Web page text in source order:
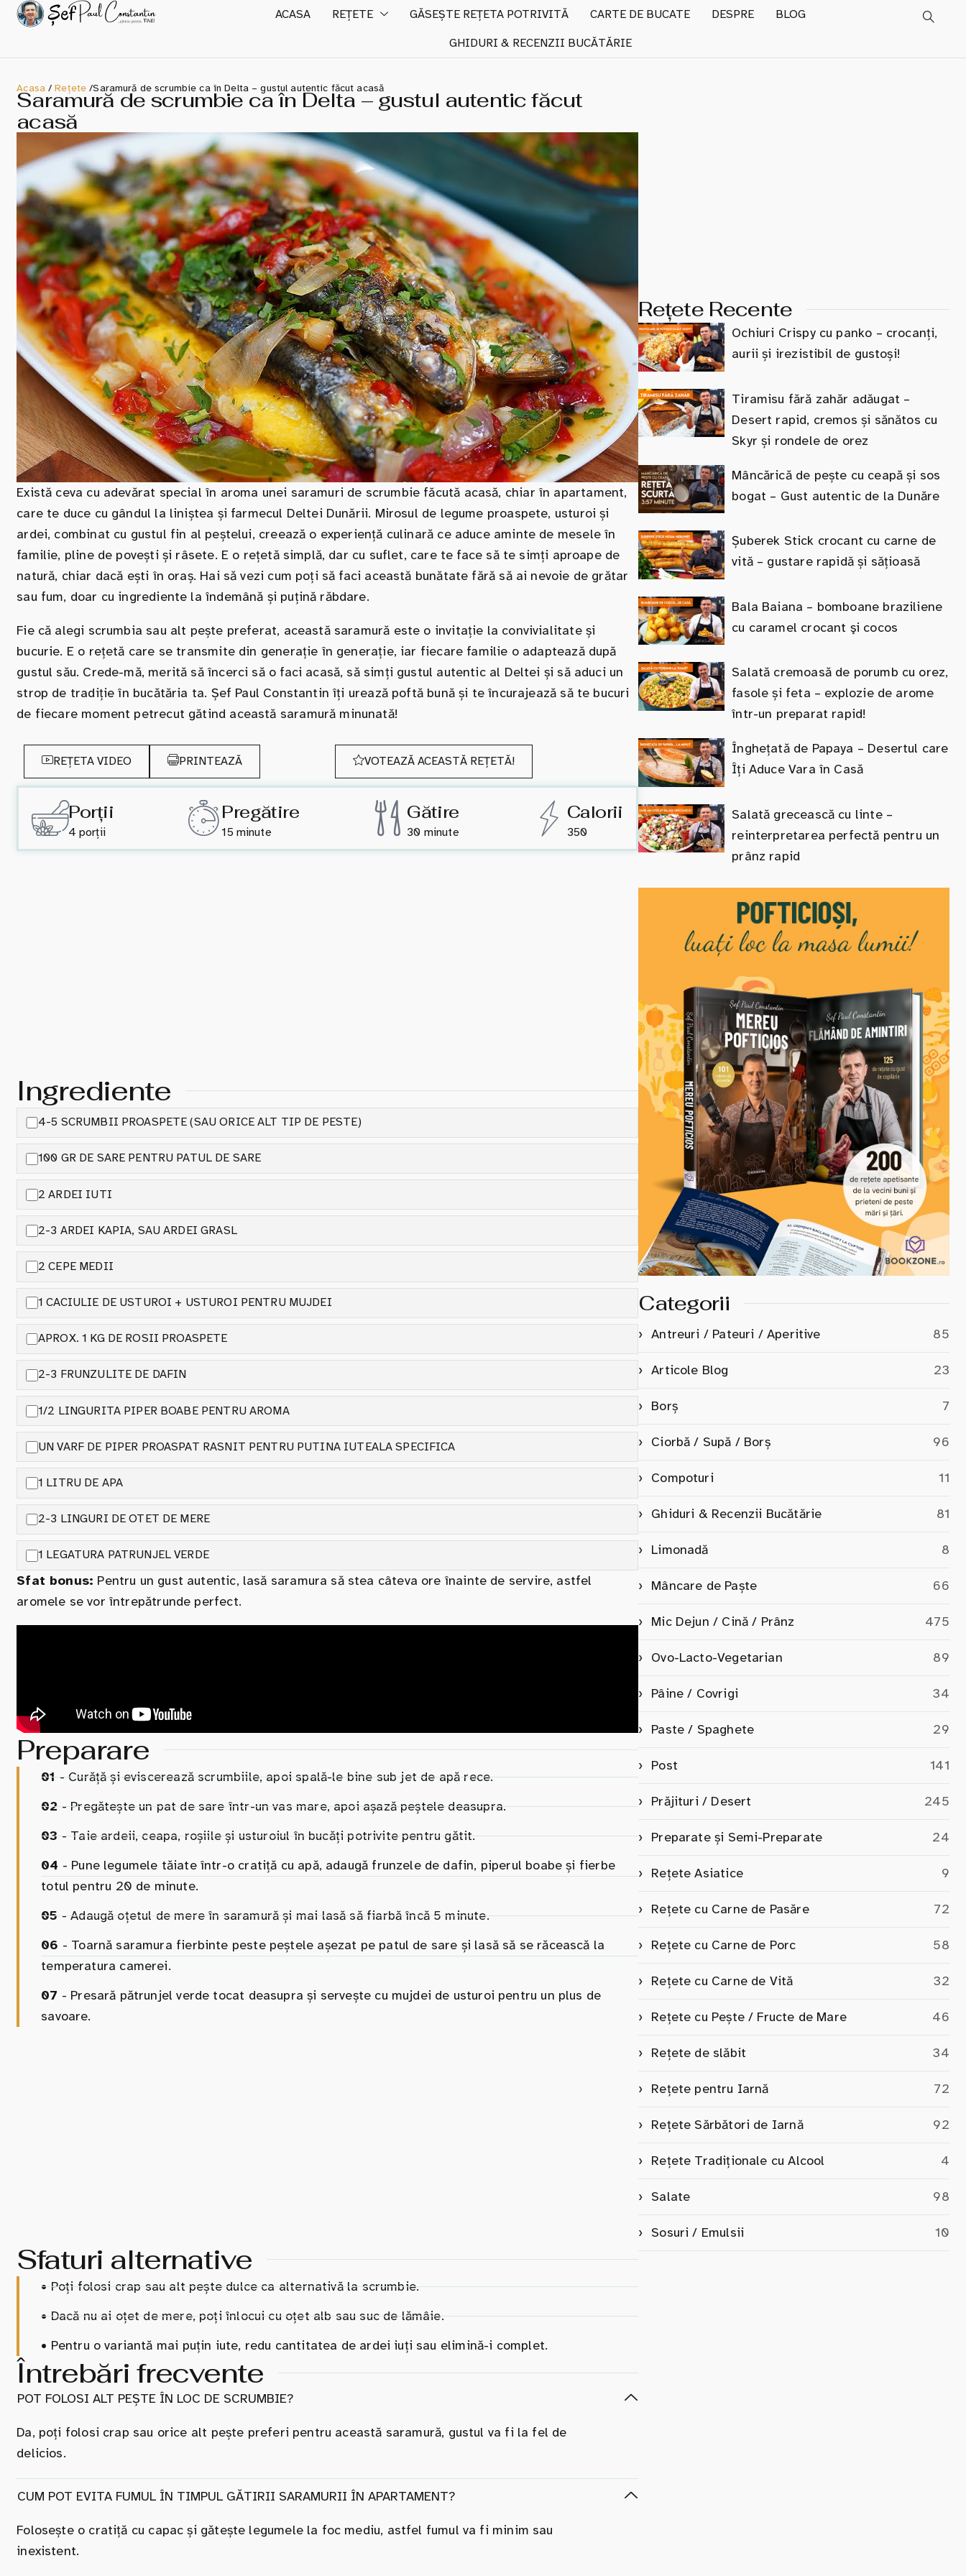
ACASA REȚETE GĂSEȘTE REȚETA POTRIVITĂ CARTE DE BUCATE DESPRE
BLOG
GHIDURI & RECENZII BUCĂTĂRIE
Acasa/Rețete /Saramură de scrumbie ca în Delta – gustul autentic făcut acasă
Saramură de scrumbie ca în Delta – gustul autentic făcut
acasă
Există ceva cu adevărat special în aroma unei saramuri de scrumbie făcută acasă, chiar în apartament,
care te duce cu gândul la liniștea și farmecul Deltei Dunării. Mirosul de legume proaspete, usturoi și
ardei, combinat cu gustul fin al peștelui, creează o experiență culinară ce aduce aminte de mesele în
familie, pline de povești și râsete. E o rețetă simplă, dar cu suflet, care te face să te simți aproape de
natură, chiar dacă ești în oraș. Hai să vezi cum poți să faci această bunătate fără să ai nevoie de grătar
sau fum, doar cu ingrediente la îndemână și puțină răbdare.
Fie că alegi scrumbia sau alt pește preferat, această saramură este o invitație la convivialitate și
bucurie. E o rețetă care se transmite din generație în generație, iar fiecare familie o adaptează după
gustul său. Crede-mă, merită să încerci să o faci acasă, să simți gustul autentic al Deltei și să aduci un
strop de tradiție în bucătăria ta. Șef Paul Constantin îți urează poftă bună și te încurajează să te bucuri
de fiecare moment petrecut gătind această saramură minunată!
REȚETA VIDEO PRINTEAZĂ VOTEAZĂ ACEASTĂ REȚETĂ!
Porții
4 porții
Pregătire
15 minute
Gătire
30 minute
Calorii
350
Ingrediente
4-5 SCRUMBII PROASPETE (SAU ORICE ALT TIP DE PESTE)
100 GR DE SARE PENTRU PATUL DE SARE
2 ARDEI IUTI
2-3 ARDEI KAPIA, SAU ARDEI GRASL
2 CEPE MEDII
1 CACIULIE DE USTUROI + USTUROI PENTRU MUJDEI
APROX. 1 KG DE ROSII PROASPETE
2-3 FRUNZULITE DE DAFIN
1/2 LINGURITA PIPER BOABE PENTRU AROMA
UN VARF DE PIPER PROASPAT RASNIT PENTRU PUTINA IUTEALA SPECIFICA
1 LITRU DE APA
2-3 LINGURI DE OTET DE MERE
1 LEGATURA PATRUNJEL VERDE
Sfat bonus: Pentru un gust autentic, lasă saramura să stea câteva ore înainte de servire, astfel
aromele se vor întrepătrunde perfect.
Preparare
01- Curăță și eviscerează scrumbiile, apoi spală-le bine sub jet de apă rece.
02- Pregătește un pat de sare într-un vas mare, apoi așază peștele deasupra.
03- Taie ardeii, ceapa, roșiile și usturoiul în bucăți potrivite pentru gătit.
04 - Pune legumele tăiate într-o cratiță cu apă, adaugă frunzele de dafin, piperul boabe și fierbe
totul pentru 20 de minute.
05- Adaugă oțetul de mere în saramură și mai lasă să fiarbă încă 5 minute.
06 - Toarnă saramura fierbinte peste peștele așezat pe patul de sare și lasă să se răcească la
temperatura camerei.
07 - Presară pătrunjel verde tocat deasupra și servește cu mujdei de usturoi pentru un plus de
savoare.
Sfaturi alternative
•Poți folosi crap sau alt pește dulce ca alternativă la scrumbie.
•Dacă nu ai oțet de mere, poți înlocui cu oțet alb sau suc de lămâie.
• Pentru o variantă mai puțin iute, redu cantitatea de ardei iuți sau elimină-i complet.
Întrebări frecvente
POT FOLOSI ALT PEȘTE ÎN LOC DE SCRUMBIE?
Da, poți folosi crap sau orice alt pește preferi pentru această saramură, gustul va fi la fel de
delicios.
CUM POT EVITA FUMUL ÎN TIMPUL GĂTIRII SARAMURII ÎN APARTAMENT?
Folosește o cratiță cu capac și gătește legumele la foc mediu, astfel fumul va fi minim sau
inexistent.
Rețete Recente
Ochiuri Crispy cu panko – crocanți,
aurii și irezistibil de gustoși!
Tiramisu fără zahăr adăugat –
Desert rapid, cremos și sănătos cu
Skyr și rondele de orez
Mâncărică de pește cu ceapă și sos
bogat – Gust autentic de la Dunăre
Șuberek Stick crocant cu carne de
vită – gustare rapidă și sățioasă
Bala Baiana – bomboane braziliene
cu caramel crocant şi cocos
Salată cremoasă de porumb cu orez,
fasole și feta – explozie de arome
într-un preparat rapid!
Înghețată de Papaya – Desertul care
Îți Aduce Vara în Casă
Salată grecească cu linte –
reinterpretarea perfectă pentru un
prânz rapid
Categorii
Antreuri / Pateuri / Aperitive 85
Articole Blog 23
Borș 7
Ciorbă / Supă / Borș 96
Compoturi 11
Ghiduri & Recenzii Bucătărie 81
Limonadă 8
Mâncare de Paște 66
Mic Dejun / Cină / Prânz 475
Ovo-Lacto-Vegetarian 89
Pâine / Covrigi 34
Paste / Spaghete 29
Post 141
Prăjituri / Desert 245
Preparate și Semi-Preparate 24
Rețete Asiatice 9
Rețete cu Carne de Pasăre 72
Rețete cu Carne de Porc 58
Rețete cu Carne de Vită 32
Rețete cu Pește / Fructe de Mare 46
Rețete de slăbit 34
Rețete pentru Iarnă 72
Rețete Sărbători de Iarnă 92
Rețete Tradiționale cu Alcool 4
Salate 98
Sosuri / Emulsii 10